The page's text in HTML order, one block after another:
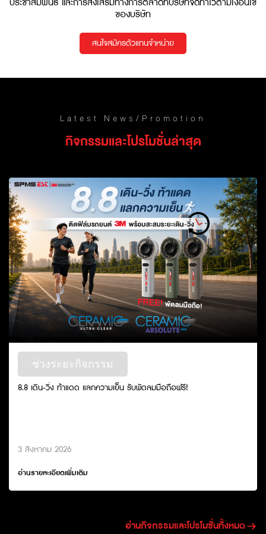
ของบริษัท
สนใจสมัครตัวแทนจำหน่าย
Latest News/Promotion
กิจกรรมและโปรโมชั่นล่าสุด
ช่วงระยะกิจกรรม
8.8 เดิน-วิ่ง ท้าแดด แลกความเย็น รับพัดลมมือถือฟรี!
3 สิงหาคม 2026
อ่านรายละเอียดเพิ่มเติม
อ่านกิจกรรมและโปรโมชั่นทั้งหมด